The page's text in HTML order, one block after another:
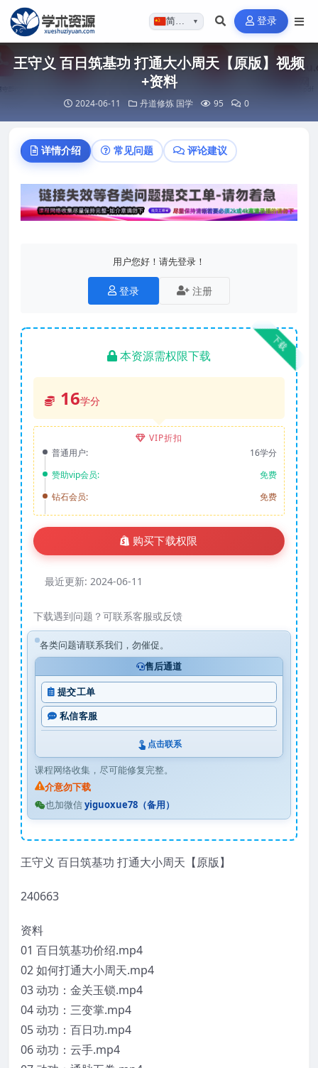
简体…▼ 登录
王守义 百日筑基功 打通大小周天【原版】视频
+资料
2024-06-11 丹道修炼 国学 95 0
详情介绍 常见问题 评论建议
用户您好！请先登录！
登录 注册
下载
本资源需权限下载
16学分
VIP折扣
普通用户:
16学分
赞助vip会员:
免费
钻石会员:
免费
购买下载权限
最近更新: 2024-06-11
下载遇到问题？可联系客服或反馈
各类问题请联系我们，勿催促。
售后通道
提交工单
私信客服
点击联系
课程网络收集，尽可能修复完整。
介意勿下载
也加微信yiguoxue78（备用）
王守义 百日筑基功 打通大小周天【原版】
240663
资料
01 百日筑基功价绍.mp4
02 如何打通大小周天.mp4
03 动功：金关玉锁.mp4
04 动功：三变掌.mp4
05 动功：百日功.mp4
06 动功：云手.mp4